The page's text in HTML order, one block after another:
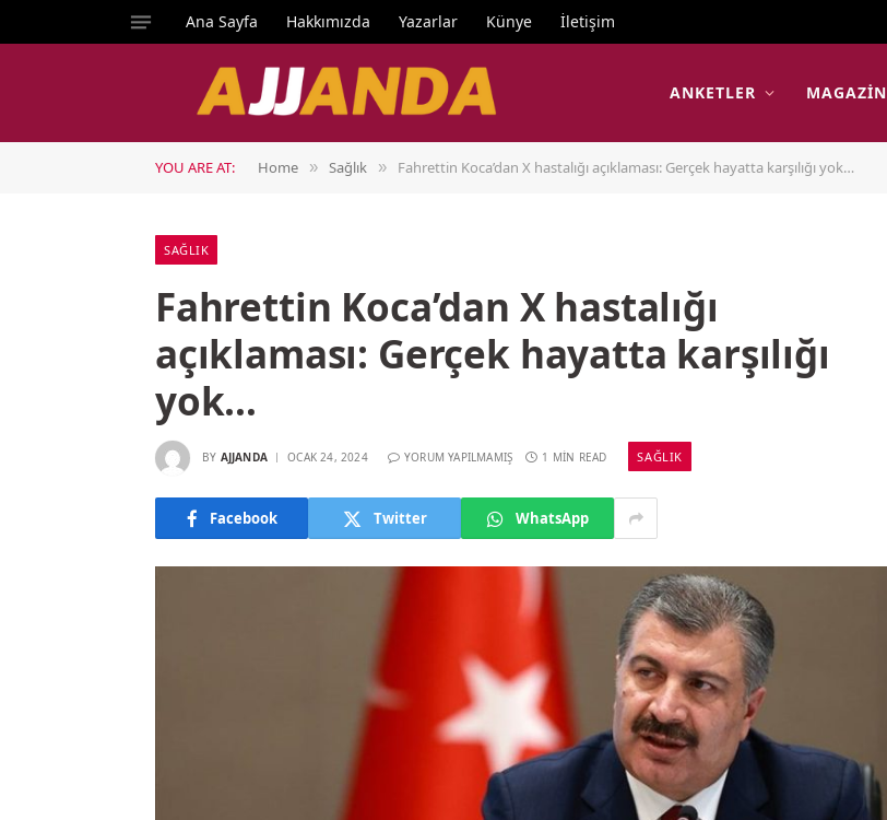
Ana Sayfa Hakkımızda Yazarlar Künye İletişim
ANKETLER MAGAZIN
YOU ARE AT: Home » Sağlık » Fahrettin Koca’dan X hastalığı açıklaması: Gerçek hayatta karşılığı yok…
SAĞLIK
Fahrettin Koca’dan X hastalığı
açıklaması: Gerçek hayatta karşılığı
yok…
BY AJJANDA OCAK 24, 2024 YORUM YAPILMAMIŞ 1 MIN READ SAĞLIK
Facebook Twitter WhatsApp